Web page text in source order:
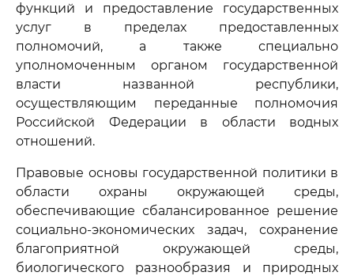
функций и предоставление государственных
услуг в пределах предоставленных
полномочий, а также специально
уполномоченным органом государственной
власти названной республики,
осуществляющим переданные полномочия
Российской Федерации в области водных
отношений.
Правовые основы государственной политики в
области охраны окружающей среды,
обеспечивающие сбалансированное решение
социально-экономических задач, сохранение
благоприятной окружающей среды,
биологического разнообразия и природных